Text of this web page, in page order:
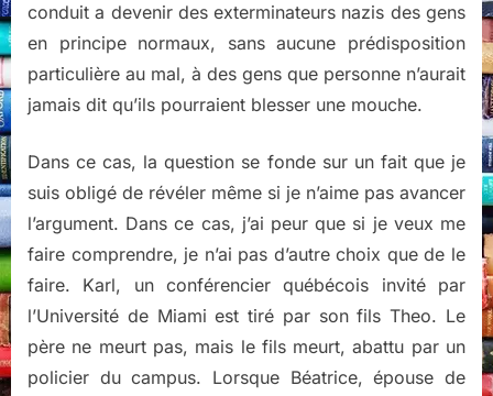
conduit a devenir des exterminateurs nazis des gens
en principe normaux, sans aucune prédisposition
particulière au mal, à des gens que personne n’aurait
jamais dit qu’ils pourraient blesser une mouche.
Dans ce cas, la question se fonde sur un fait que je
suis obligé de révéler même si je n’aime pas avancer
l’argument. Dans ce cas, j’ai peur que si je veux me
faire comprendre, je n’ai pas d’autre choix que de le
faire. Karl, un conférencier québécois invité par
l’Université de Miami est tiré par son fils Theo. Le
père ne meurt pas, mais le fils meurt, abattu par un
policier du campus. Lorsque Béatrice, épouse de